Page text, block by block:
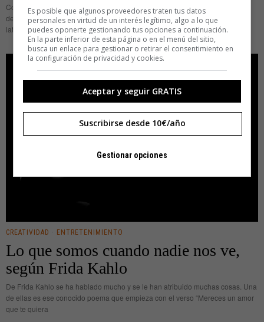
Corría 1987 y Radio Futura irrumpía con un álbum que cambiaría la historia
de la música en español. Un LP en el que la fusión del rock y los sonidos
latinos, que ya iba
CREATIVIDAD · ENTRETENIMIENTO
Lo que somos cuando nadie nos ve,
según Frida Kahlo
De Frida Kahlo se ha hablado mucho y se le han atribuido muchas cosas. Una
de ellas es ese conocido poema que empieza con el verso “Mereces un amor
que te quiera
Es posible que algunos proveedores traten tus datos
personales en virtud de un interés legítimo, algo a lo que
puedes oponerte gestionando tus opciones a continuación.
En la parte inferior de esta página o en el menú del sitio,
busca un enlace para gestionar o retirar el consentimiento en
la configuración de privacidad y cookies.
Aceptar y seguir GRATIS
Suscribirse desde 10€/año
Gestionar opciones